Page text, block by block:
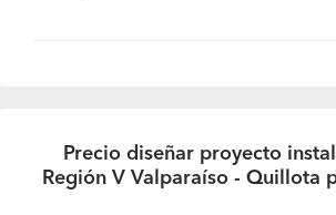
Precio diseñar proyecto
Región V Valparaíso - Quillota